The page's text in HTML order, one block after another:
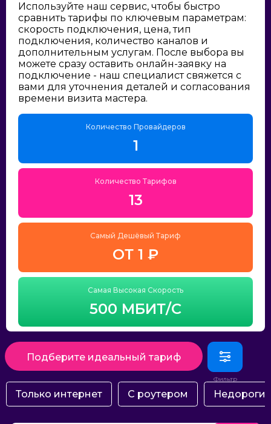
Используйте наш сервис, чтобы быстро
сравнить тарифы по ключевым параметрам:
скорость подключения, цена, тип
подключения, количество каналов и
дополнительным услугам. После выбора вы
можете сразу оставить онлайн-заявку на
подключение - наш специалист свяжется с
вами для уточнения деталей и согласования
времени визита мастера.
Количество Провайдеров
1
Количество Тарифов
13
Самый Дешёвый Тариф
ОТ 1 ₽
Самая Высокая Скорость
500 МБИТ/С
Подберите идеальный тариф
Только интернет С роутером Недорогие